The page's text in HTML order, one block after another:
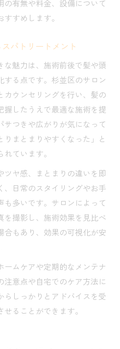
有無や料金、設備について
すめします。
パトリートメント
な魅力は、施術前後で髪や頭
する点です。杉並区のサロン
カウンセリングを行い、髪の
握したうえで最適な施術を提
つきや広がりが気になって
まとまりやすくなった」と
ています。
ヤ感、まとまりの違いを即
、日常のスタイリングやお手
も多いです。サロンによって
を撮影し、施術効果を見比べ
合もあり、効果の可視化が安
ームケアや定期的なメンテナ
注意点や自宅でのケア方法に
らしっかりとアドバイスを受
ることができます。